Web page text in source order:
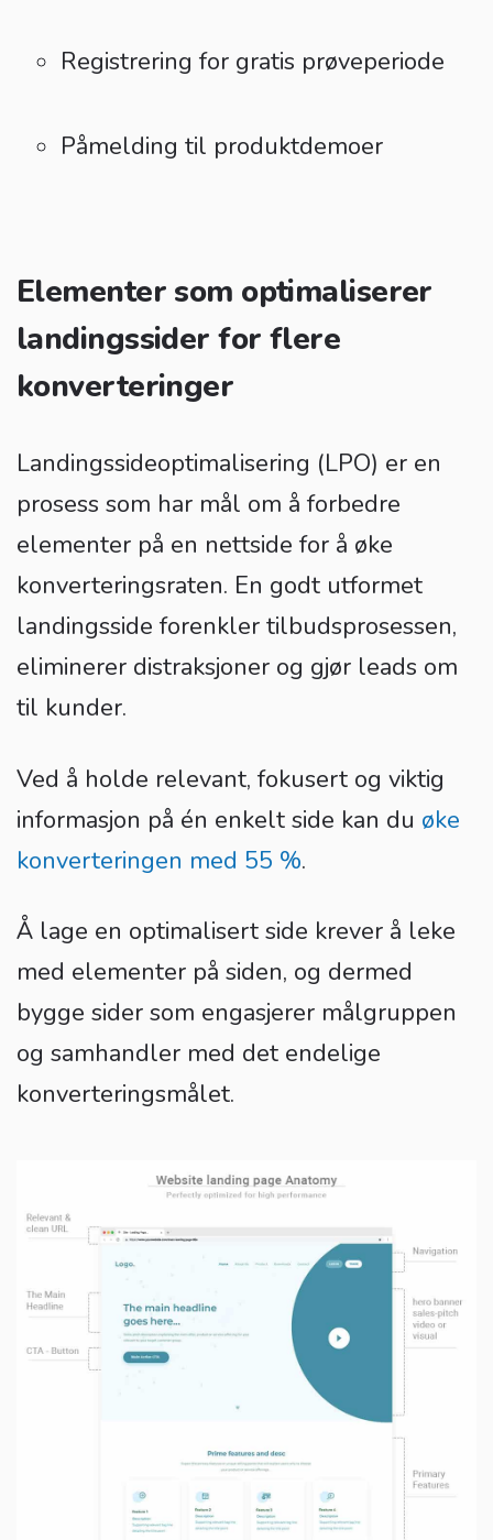
Registrering for gratis prøveperiode
Påmelding til produktdemoer
Elementer som optimaliserer
landingssider for flere
konverteringer
Landingssideoptimalisering (LPO) er en
prosess som har mål om å forbedre
elementer på en nettside for å øke
konverteringsraten. En godt utformet
landingsside forenkler tilbudsprosessen,
eliminerer distraksjoner og gjør leads om
til kunder.
Ved å holde relevant, fokusert og viktig
informasjon på én enkelt side kan du øke
konverteringen med 55 %.
Å lage en optimalisert side krever å leke
med elementer på siden, og dermed
bygge sider som engasjerer målgruppen
og samhandler med det endelige
konverteringsmålet.